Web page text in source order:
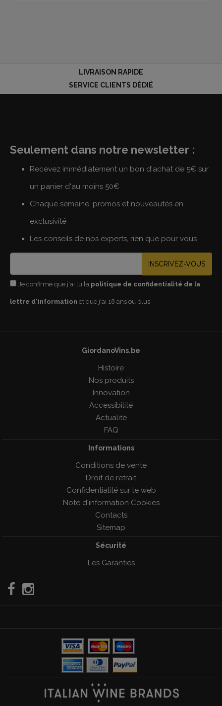
LIVRAISON RAPIDE
SERVICE CLIENTS DÉDIÉ
Seulement dans notre newsletter :
Recevez immédiatement un bon d'achat de 5€ sur
un panier d'au moins 50€
Chaque semaine, promos et nouveautés en
exclusivité
Les conseils de nos experts, rien que pour vous
INSCRIVEZ-VOUS
Je confirme que j'ai lu la politique de confidentialité de la
lettre d'information et que j'ai 18 ans ou plus
GiordanoVins.be
Histoire
Nos produits
Innovation
Accessibilité
Actualité
FAQ
Informations
Conditions de vente
Droit de retrait
Confidentialité sur le web
Note d'information Cookies
Contacts
Sitemap
Sécurité
Les Garanties